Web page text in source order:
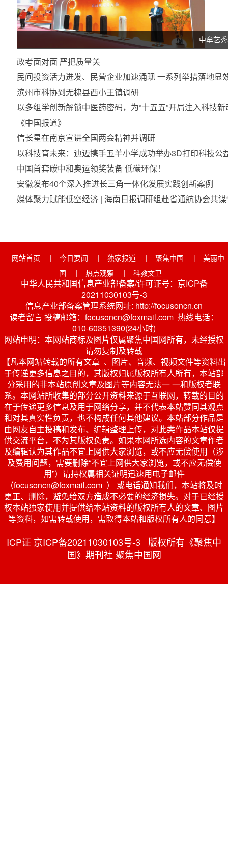
中牟艺
政考面对面 严把质量关
民间投资活力迸发、民营企业加速涌现 一系列举措落地显
滨州市科协到无棣县西小王镇调研
以多组学创新解锁中医药密码，为“十五五”开局注入科
《中国报道》
信长星在南京宣讲全国两会精神并调研
以科技育未来：迪迈携手五羊小学成功举办3D打印科技公
中国首套碳中和奥运领奖装备 低碳环保！
安徽发布40个深入推进长三角一体化发展实践创新案例
媒体聚力赋能低空经济 | 海南日报调研组赴省通航协会共谋
网站首页 | 今日要闻 | 独家报道 | 聚焦中国 |
美丽中
国
| 热点观察 | 科教文卫
中华人民共和国信息产业部备案/许可证号：京ICP备
20211030103号-3
信息产业部备案管理系统网址: http://focusoncn.cn
读者留言 投稿邮箱：focusoncn@foxmail.com 热线电话：
010-60351390(24小时)
网站申明：本网站商标及图片仅属聚焦中国网所有，未经授权
请勿复制及转载
【凡本网站转载的所有文章 、图片、音频、视频文件等资料出
于传递更多信息之目的，其版权归属版权所有人所有，本站部
分采用的非本站原创文章及图片等内容无法一 一和版权者联
系。本网站所收集的部分公开资料来源于互联网，转载的目的
在于传递更多信息及用于网络分享，并不代表本站赞同其观点
和对其真实性负责，也不构成任何其他建议。本站部分作品是
由网友自主投稿和发布、编辑整理上传，对此类作品本站仅提
供交流平台，不为其版权负责。如果本网所选内容的文章作者
及编辑认为其作品不宜上网供大家浏览，或不应无偿使用（涉
及费用问题，需要删除“不宜上网供大家浏览，或不应无偿使
用”）请持权属相关证明迅速用电子邮件
（focusoncn@foxmail.com ） 或电话通知我们，本站将及时
更正、删除，避免给双方造成不必要的经济损失。对于已经授
权本站独家使用并提供给本站资料的版权所有人的文章、图片
等资料，如需转载使用，需取得本站和版权所有人的同意】
ICP证 京ICP备20211030103号-3 版权所有《聚焦中
国》期刊社 聚焦中国网